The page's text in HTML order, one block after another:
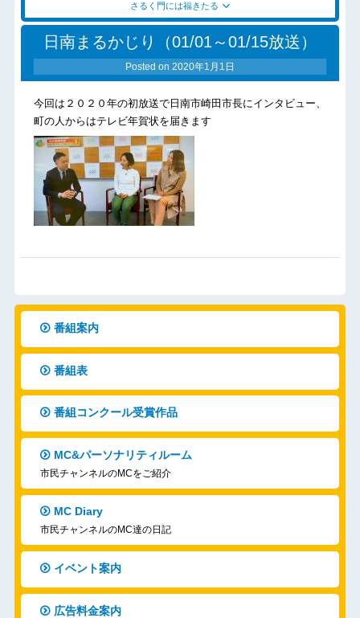
さるく門には福きたる
日南まるかじり（01/01～01/15放送）
Posted on 2020年1月1日
今回は２０２０年の初放送で日南市崎田市長にインタビュー、
町の人からはテレビ年賀状を届きます
番組案内
番組表
番組コンクール受賞作品
MC&パーソナリティルーム
市民チャンネルのMCをご紹介
MC Diary
市民チャンネルのMC達の日記
イベント案内
広告料金案内